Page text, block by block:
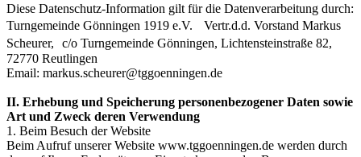
Diese Datenschutz-Information gilt für die Datenverarbeitung durch:
Turngemeinde Gönningen 1919 e.V. Vertr.d.d. Vorstand Markus
Scheurer, c/o Turngemeinde Gönningen, Lichtensteinstraße 82,
72770 Reutlingen
Email: markus.scheurer@tggoenningen.de
II. Erhebung und Speicherung personenbezogener Daten sowie
Art und Zweck deren Verwendung
1. Beim Besuch der Website
Beim Aufruf unserer Website www.tggoenningen.de werden durch